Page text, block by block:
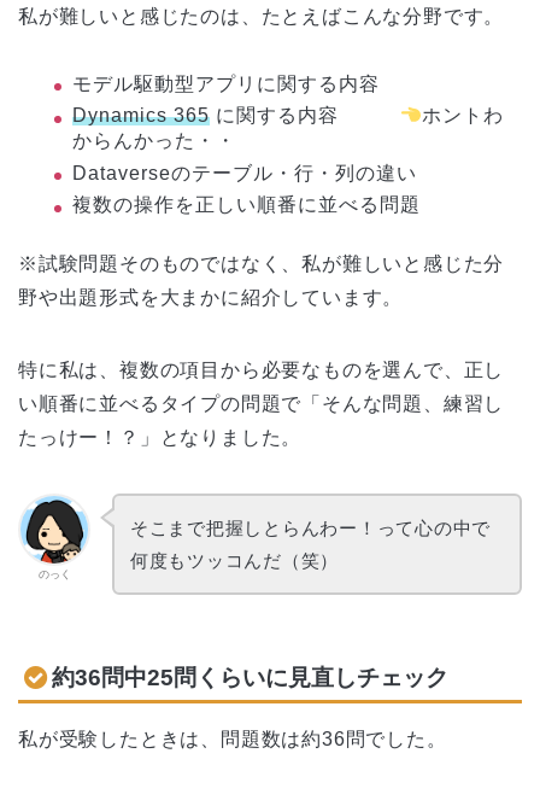
私が難しいと感じたのは、たとえばこんな分野です。
モデル駆動型アプリに関する内容
Dynamics 365 に関する内容
ホントわ
からんかった・・
Dataverseのテーブル・行・列の違い
複数の操作を正しい順番に並べる問題
※試験問題そのものではなく、私が難しいと感じた分
野や出題形式を大まかに紹介しています。
特に私は、複数の項目から必要なものを選んで、正し
い順番に並べるタイプの問題で「そんな問題、練習し
たっけー！？」となりました。
のっく
そこまで把握しとらんわー！って心の中で
何度もツッコんだ（笑）
約36問中25問くらいに見直しチェック
私が受験したときは、問題数は約36問でした。